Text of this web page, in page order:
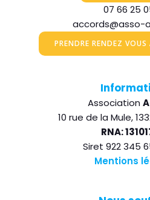
07 66 25
accords@asso-
PRENDRE RENDEZ VOUS
Association
10 rue de la Mule,
RNA:
Siret 922 345
Mentions